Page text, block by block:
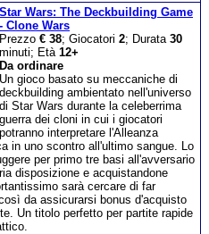
Star Wars: The Deckbuilding Game
- Clone Wars
Prezzo € 38; Giocatori 2; Durata 30
minuti; Età 12+
Da ordinare
Un gioco basato su meccaniche di
deckbuilding ambientato nell'universo
di Star Wars durante la celeberrima
guerra dei cloni in cui i giocatori
potranno interpretare l'Alleanza
in uno scontro all'ultimo sangue. Lo
per primo tre basi all'avversario
disposizione e acquistandone
sarà cercare di far
da assicurarsi bonus d'acquisto
Un titolo perfetto per partite rapide